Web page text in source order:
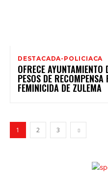
DESTACADA-POLICIACA
OFRECE
PESOS DE
FEMINICIDA DE ZULEMA
1 2 3